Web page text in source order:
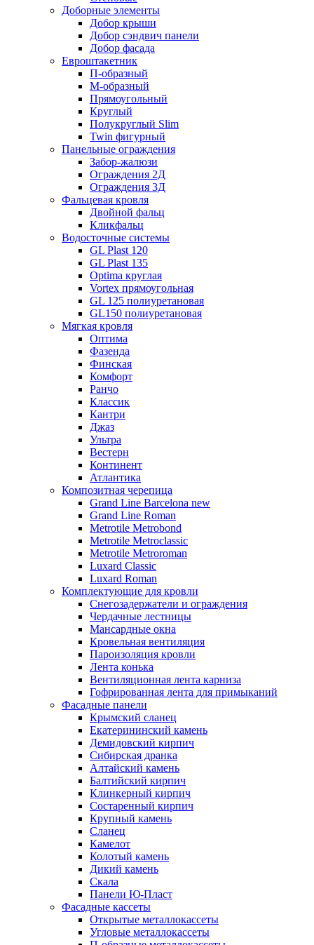
Доборные элементы
Добор крыши
Добор сэндвич панели
Добор фасада
Евроштакетник
П-образный
М-образный
Прямоугольный
Круглый
Полукруглый Slim
Twin фигурный
Панельные ограждения
Забор-жалюзи
Ограждения 2Д
Ограждения 3Д
Фальцевая кровля
Двойной фальц
Кликфальц
Водосточные системы
GL Plast 120
GL Plast 135
Optima круглая
Vortex прямоугольная
GL 125 полиуретановая
GL150 полиуретановая
Мягкая кровля
Оптима
Фазенда
Финская
Комфорт
Ранчо
Классик
Кантри
Джаз
Ультра
Вестерн
Континент
Атлантика
Композитная черепица
Grand Line Barcelona new
Grand Line Roman
Metrotile Metrobond
Metrotile Metroclassic
Metrotile Metroroman
Luxard Classic
Luxard Roman
Комплектующие для кровли
Снегозадержатели и ограждения
Чердачные лестницы
Мансардные окна
Кровельная вентиляция
Пароизоляция кровли
Лента конька
Вентиляционная лента карниза
Гофрированная лента для примыканий
Фасадные панели
Крымский сланец
Екатерининский камень
Демидовский кирпич
Сибирская дранка
Алтайский камень
Балтийский кирпич
Клинкерный кирпич
Состаренный кирпич
Крупный камень
Сланец
Камелот
Колотый камень
Дикий камень
Скала
Панели Ю-Пласт
Фасадные кассеты
Открытые металлокассеты
Угловые металлокассеты